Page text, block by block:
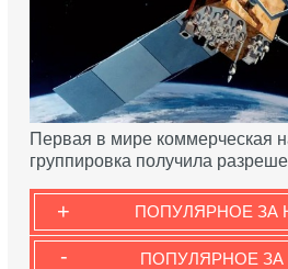
Первая в мире коммерческая
группировка получила
ПОПУЛЯРНОЕ ЗА
+
ПОПУЛЯРНОЕ
-